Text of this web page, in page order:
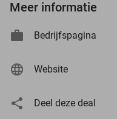
Meer informatie
Bedrijfspagina
Website
Deel deze deal